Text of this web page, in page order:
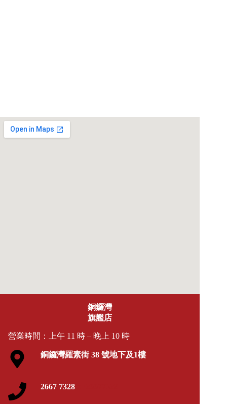
銅鑼灣
旗艦店
營業時間：上午 11 時 – 晚上 10 時
銅鑼灣羅素街 38 號地下及1樓
2667 7328